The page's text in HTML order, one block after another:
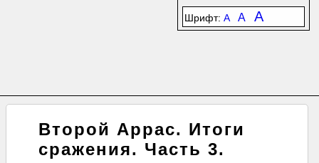
Шрифт: A A A
Второй Аррас. Итоги
сражения. Часть 3.